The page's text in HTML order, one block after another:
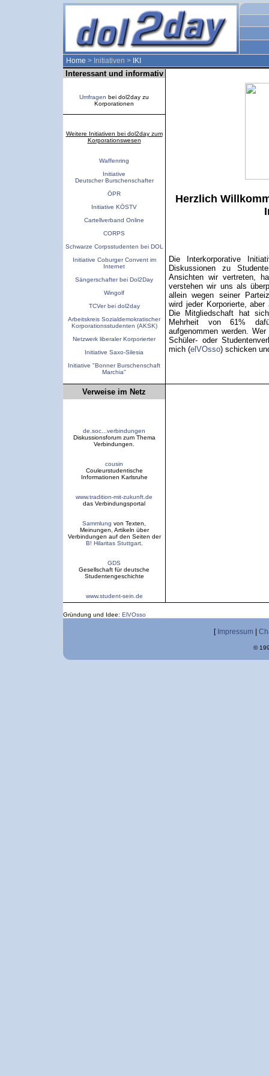
Home > Initiativen > IKI
Interessant und informativ
Umfragen bei dol2day zu
Korporationen
Weitere Initiativen bei dol2day zum
Korporationswesen
Waffenring
Initiative
Deutscher Burschenschafter
ÖPR
Initiative KÖSTV
Cartellverband Online
CORPS
Schwarze Corpsstudenten bei DOL
Initiative Coburger Convent im
Internet
Sängerschafter bei Dol2Day
Wingolf
TCVer bei dol2day
Arbeitskreis Sozialdemokratischer
Korporationsstudenten (AKSK)
Netzwerk liberaler Korporierter
Initiative Saxo-Silesia
Initiative "Bonner Burschenschaft
Marchia"
Herzlich
Die Interkorporative
Diskussionen zu
Ansichten wir vertreten,
verstehen wir uns als
allein wegen seiner
wird jeder Korporierte,
Die Mitgliedschaft hat
Mehrheit von 61%
aufgenommen werden.
Schüler- oder
mich (elVOsso) schicken
Verweise im Netz
de.soc...verbindungen
Diskussionsforum zum Thema
Verbindungen.
cousin
Couleurstudentische
Informationen Karlsruhe
www.tradition-mit-zukunft.de
das Verbindungsportal
Sammlung von Texten,
Meinungen, Artikeln über
Verbindungen auf den Seiten der
B! Hilaritas Stuttgart.
GDS
Gesellschaft für deutsche
Studentengeschichte
www.student-sein.de
Gründung und Idee: ElVOsso
[ Impressum
©